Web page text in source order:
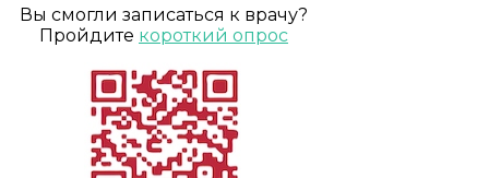
Вы смогли записаться к врачу?
Пройдите короткий опрос